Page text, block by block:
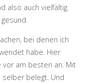
also auch vielfältig.
bei denen ich
habe. Hier
vor am besten an. Mit
belegt. Und